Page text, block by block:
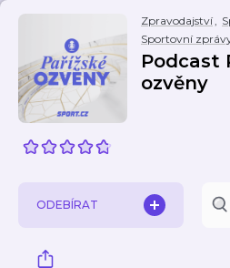
Zpravodajství,
Sportovní
Podcast
ozvěny
ODEBÍRAT